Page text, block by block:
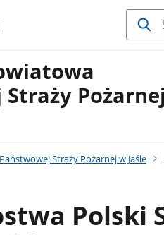
Pożarnej
Straży Pożarnej w Jaśle
Polski